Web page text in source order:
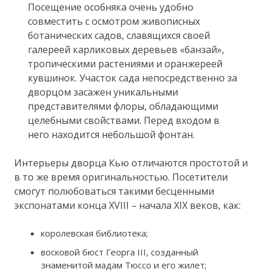
Посещение особняка очень удобно
совместить с осмотром живописных
ботанических садов, славящихся своей
галереей карликовых деревьев «банзай»,
тропическими растениями и оранжереей
кувшинок. Участок сада непосредственно за
дворцом засажен уникальными
представителями флоры, обладающими
целебными свойствами. Перед входом в
него находится небольшой фонтан.
Интерьеры дворца Кью отличаются простотой и
в то же время оригинальностью. Посетители
смогут полюбоваться такими бесценными
экспонатами конца XVIII – начала XIX веков, как:
королевская библиотека;
восковой бюст Георга III, созданный
знаменитой мадам Тюссо и его жилет;